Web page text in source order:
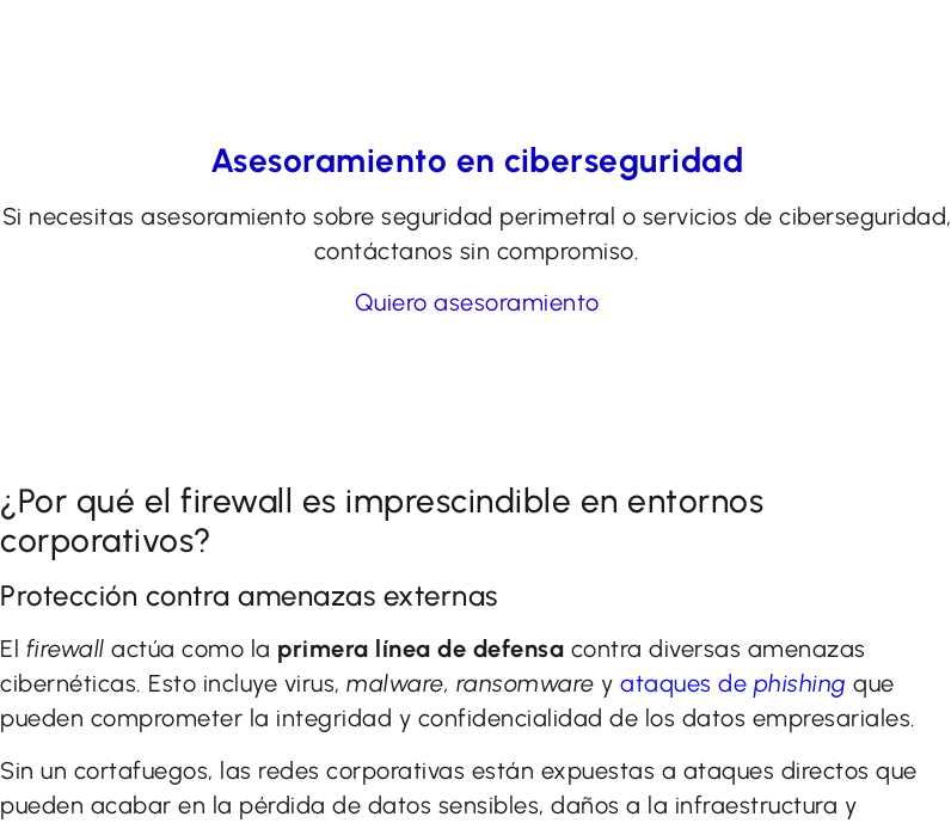
Asesoramiento en ciberseguridad
Si necesitas asesoramiento sobre seguridad perimetral o servicios de ciberseguridad,
contáctanos sin compromiso.
Quiero asesoramiento
¿Por qué el firewall es imprescindible en entornos
corporativos?
Protección contra amenazas externas
El firewall actúa como la primera línea de defensa contra diversas amenazas
cibernéticas. Esto incluye virus, malware, ransomware y ataques de phishing que
pueden comprometer la integridad y confidencialidad de los datos empresariales.
Sin un cortafuegos, las redes corporativas están expuestas a ataques directos que
pueden acabar en la pérdida de datos sensibles, daños a la infraestructura y